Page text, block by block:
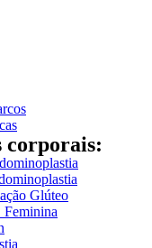
Glúteo